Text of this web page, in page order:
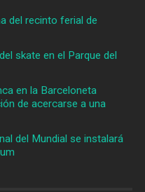
del recinto ferial de
skate en el Parque del
en la Barceloneta
de acercarse a una
del Mundial se instalará